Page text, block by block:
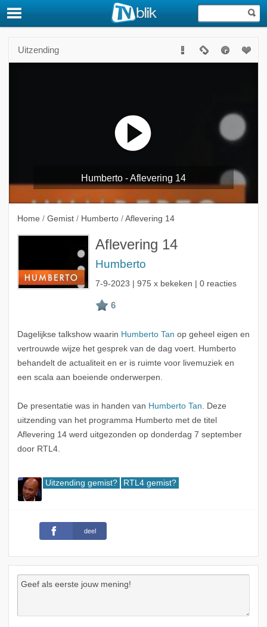
Uitzending
Humberto - Aflevering 14
Home / Gemist / Humberto / Aflevering 14
Aflevering 14
Humberto
7-9-2023 | 975 x bekeken | 0 reacties
Dagelijkse talkshow waarin Humberto Tan op geheel eigen en
vertrouwde wijze het gesprek van de dag voert. Humberto
behandelt de actualiteit en er is ruimte voor livemuziek en
een scala aan boeiende onderwerpen.
De presentatie was in handen van Humberto Tan. Deze
uitzending van het programma Humberto met de titel
Aflevering 14 werd uitgezonden op donderdag 7 september
door RTL4.
Uitzending gemist? RTL4 gemist?
deel